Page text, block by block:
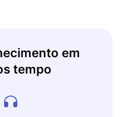
em
tempo